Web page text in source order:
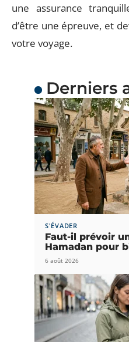
une assurance
d’être une épreuve, et
votre voyage.
Derniers
S'ÉVADER
Faut-il prévoir
Hamadan pour
6 août 2026